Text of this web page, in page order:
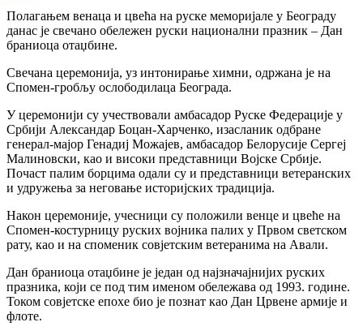
Link
Share
Полагањем венаца и цвећа на руске меморијале у Београду
данас је свечано обележен руски национални празник – Дан
браниоца отаџбине.
Свечана церемонија, уз интонирање химни, одржана је на
Спомен-гробљу ослободилаца Београда.
У церемонији су учествовали амбасадор Руске Федерације у
Србији Александар Боцан-Харченко, изасланик одбране
генерал-мајор Генадиј Можајев, амбасадор Белорусије Сергеј
Малиновски, као и високи представници Војске Србије.
Почаст палим борцима одали су и представници ветеранских
и удружења за неговање историјских традиција.
Након церемоније, учесници су положили венце и цвеће на
Спомен-костурницу руских војника палих у Првом светском
рату, као и на споменик совјетским ветеранима на Авали.
Дан браниоца отаџбине је један од најзначајнијих руских
празника, који се под тим именом обележава од 1993. године.
Током совјетске епохе био је познат као Дан Црвене армије и
флоте.